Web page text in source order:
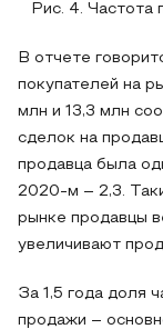
Рис. 4.
В отчете
покупателей на
млн и 13,3 млн
сделок на
продавца была
2020-м – 2,3.
рынке продавцы
увеличивают
За 1,5 года доля
продажи –